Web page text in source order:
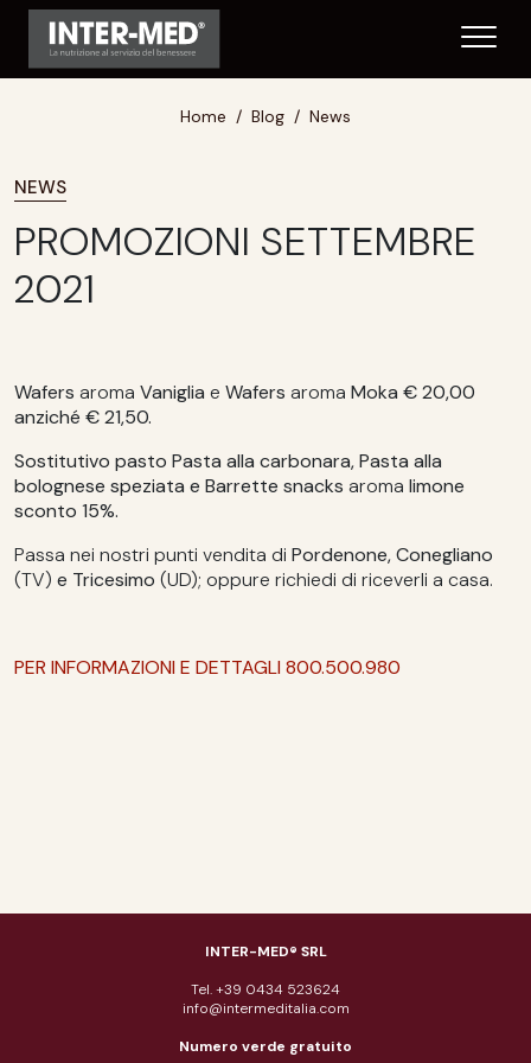
Home Blog News
NEWS
PROMOZIONI SETTEMBRE
2021
Wafers aroma Vaniglia e Wafers aroma Moka € 20,00
anziché € 21,50.
Sostitutivo pasto Pasta alla carbonara, Pasta alla
bolognese speziata e Barrette snacks aroma limone
sconto 15%.
Passa nei nostri punti vendita di Pordenone, Conegliano
(TV) e Tricesimo (UD); oppure richiedi di riceverli a casa.
PER INFORMAZIONI E DETTAGLI 800.500.980
INTER-MED® SRL
Tel. +39 0434 523624
info@intermeditalia.com
Numero verde gratuito